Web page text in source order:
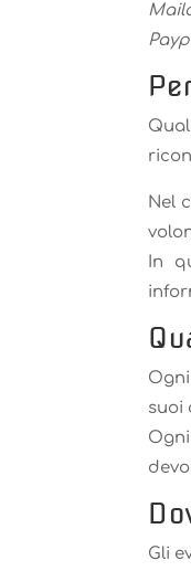
Nel
In
suoi
Gli